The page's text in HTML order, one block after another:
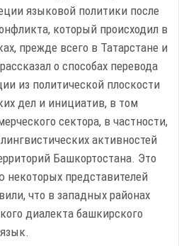
языковой политики после
который проиcходил в
прежде всего в Татарстане и
о способах перевода
из политической плоскости
дел и инициатив, в том
сектора, в частности,
активностей
Башкортостана. Это
представителей
что в западных районах
диалекта башкирского